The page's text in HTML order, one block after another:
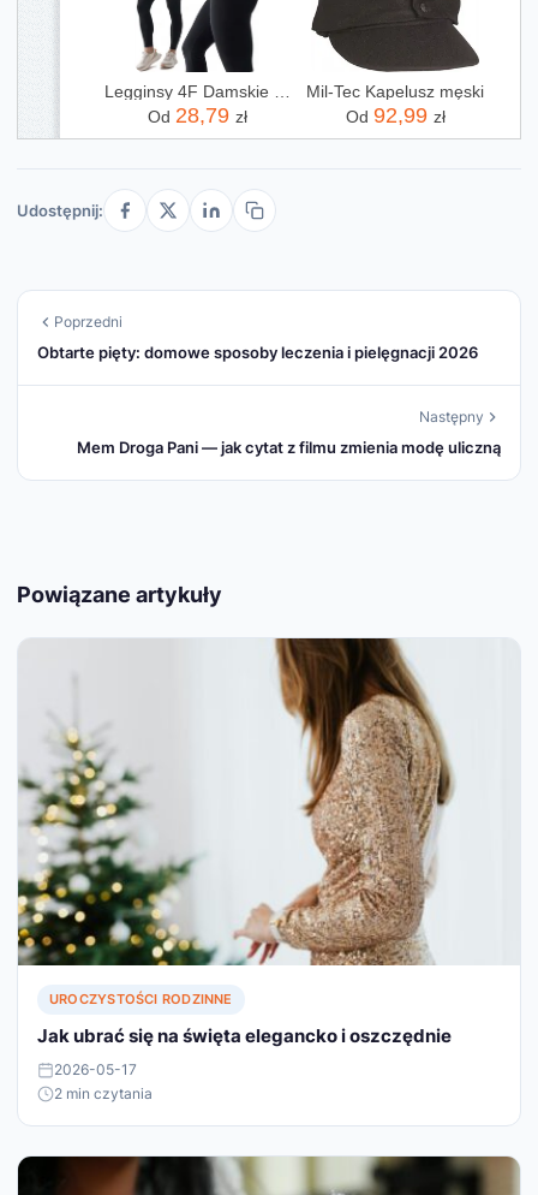
Od 28,79 zł
Mil-Tec Kapelusz męski
Od 92,99 zł
Udostępnij:
Poprzedni
Obtarte pięty: domowe sposoby leczenia i pielęgnacji 2026
Następny
Mem Droga Pani — jak cytat z filmu zmienia modę uliczną
Powiązane artykuły
UROCZYSTOŚCI RODZINNE
Jak ubrać się na święta elegancko i oszczędnie
2026-05-17
2 min czytania